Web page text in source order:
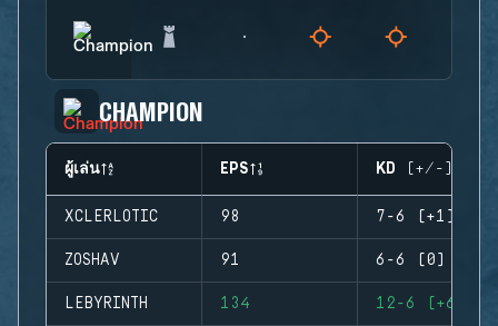
CHAMPION
ผู้เล่น EPS KD (+/-)
XCLERLOTIC 98 7-6 (+1)
ZOSHAV 91 6-6 (0)
LEBYRINTH 134 12-6 (+6)